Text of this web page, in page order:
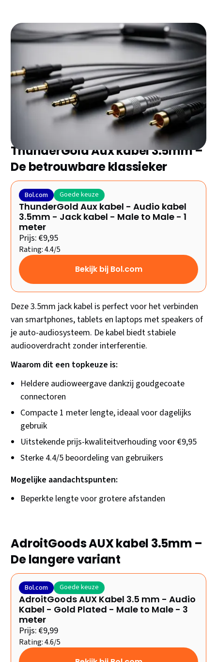
Zoek je de beste audio kabels zonder eindeloos te
vergelijken? Wij hebben de 7 topmodellen van 2026
voor je geselecteerd en de belangrijkste plus- en
minpunten op een rij gezet. Ontdek snel welke het
beste bij jouw setup past!
ThunderGold Aux kabel 3.5mm –
De betrouwbare klassieker
Bol.com Goede keuze
ThunderGold Aux kabel - Audio kabel
3.5mm - Jack kabel - Male to Male - 1
meter
Prijs: €9,95
Rating: 4.4/5
Bekijk bij Bol.com
Deze 3.5mm jack kabel is perfect voor het verbinden
van smartphones, tablets en laptops met speakers of
je auto-audiosysteem. De kabel biedt stabiele
audiooverdracht zonder interferentie.
Waarom dit een topkeuze is:
Heldere audioweergave dankzij goudgecoate
connectoren
Compacte 1 meter lengte, ideaal voor dagelijks
gebruik
Uitstekende prijs-kwaliteitverhouding voor €9,95
Sterke 4.4/5 beoordeling van gebruikers
Mogelijke aandachtspunten:
Beperkte lengte voor grotere afstanden
AdroitGoods AUX kabel 3.5mm –
De langere variant
Bol.com Goede keuze
AdroitGoods AUX Kabel 3.5 mm - Audio
Kabel - Gold Plated - Male to Male - 3
meter
Prijs: €9,99
Rating: 4.6/5